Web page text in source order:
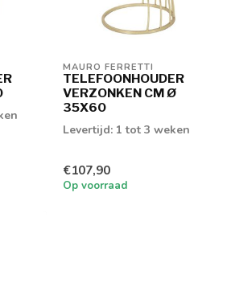
MAURO FERRETTI
TELEFOONHOUDER
VERZONKEN CM Ø
35X60
Levertijd: 1 tot 3 weken
€107,90
Op voorraad